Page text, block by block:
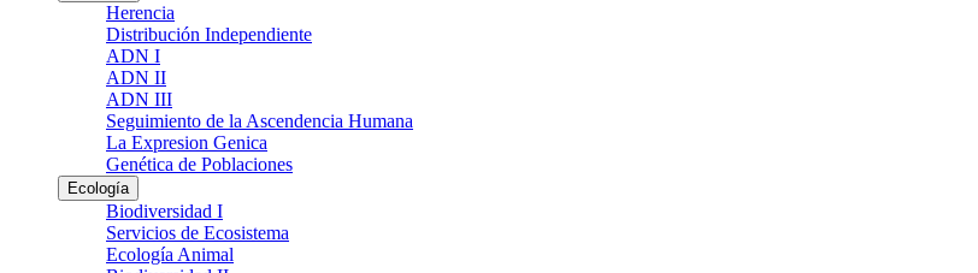
Herencia
Distribución Independiente
ADN I
ADN II
ADN III
Seguimiento de la Ascendencia Humana
La Expresion Genica
Genética de Poblaciones
Ecología
Biodiversidad I
Servicios de Ecosistema
Ecología Animal